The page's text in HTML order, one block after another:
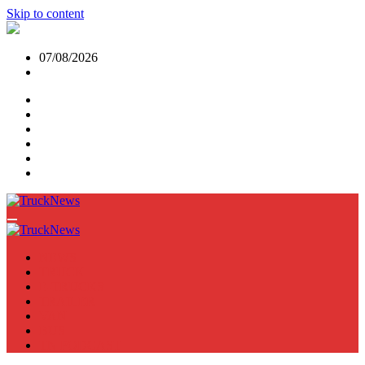
Skip to content
07/08/2026